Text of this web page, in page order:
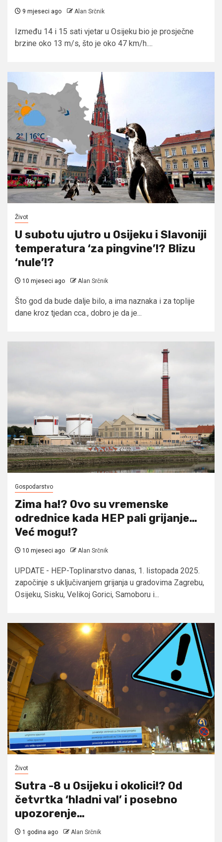
9 mjeseci ago Alan Srčnik
Između 14 i 15 sati vjetar u Osijeku bio je prosječne
brzine oko 13 m/s, što je oko 47 km/h....
Život
U subotu ujutro u Osijeku i Slavoniji
temperatura ‘za pingvine’!? Blizu
‘nule’!?
10 mjeseci ago Alan Srčnik
Što god da bude dalje bilo, a ima naznaka i za toplije
dane kroz tjedan cca., dobro je da je...
Gospodarstvo
Zima ha!? Ovo su vremenske
odrednice kada HEP pali grijanje…
Već mogu!?
10 mjeseci ago Alan Srčnik
UPDATE - HEP-Toplinarstvo danas, 1. listopada 2025.
započinje s uključivanjem grijanja u gradovima Zagrebu,
Osijeku, Sisku, Velikoj Gorici, Samoboru i...
Život
Sutra -8 u Osijeku i okolici!? Od
četvrtka ‘hladni val’ i posebno
upozorenje…
1 godina ago Alan Srčnik